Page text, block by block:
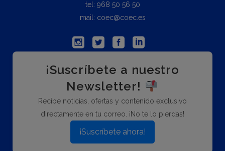
tel: 968 50 56 50
mail: coec@coec.es
¡Suscríbete a nuestro
Newsletter!
Recibe noticias, ofertas y contenido exclusivo
directamente en tu correo. ¡No te lo pierdas!
¡Suscríbete ahora!